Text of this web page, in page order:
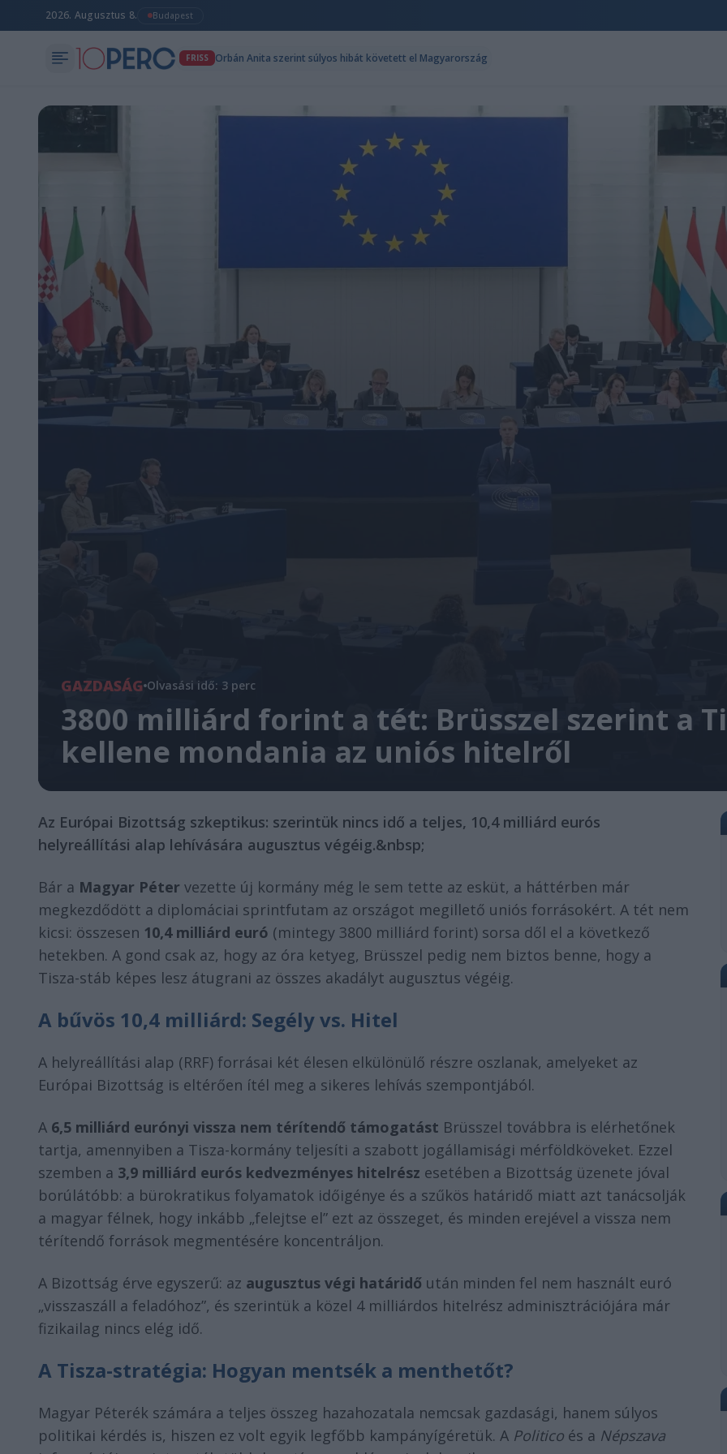
2026. Augusztus 8. Budapest
FRISS Orbán Anita szerint súlyos hibát követett el Magyarország
GAZDASÁG Olvasási idő: 3 perc
3800 milliárd forint a tét: Brüsszel szerint a
kellene mondania az uniós hitelről
Az Európai Bizottság szkeptikus: szerintük nincs idő a teljes, 10,4 milliárd eurós
helyreállítási alap lehívására augusztus végéig.&nbsp;
Bár a Magyar Péter vezette új kormány még le sem tette az esküt, a háttérben már
megkezdődött a diplomáciai sprintfutam az országot megillető uniós forrásokért. A tét nem
kicsi: összesen 10,4 milliárd euró (mintegy 3800 milliárd forint) sorsa dől el a következő
hetekben. A gond csak az, hogy az óra ketyeg, Brüsszel pedig nem biztos benne, hogy a
Tisza-stáb képes lesz átugrani az összes akadályt augusztus végéig.
A bűvös 10,4 milliárd: Segély vs. Hitel
A helyreállítási alap (RRF) forrásai két élesen elkülönülő részre oszlanak, amelyeket az
Európai Bizottság is eltérően ítél meg a sikeres lehívás szempontjából.
A 6,5 milliárd eurónyi vissza nem térítendő támogatást Brüsszel továbbra is elérhetőnek
tartja, amennyiben a Tisza-kormány teljesíti a szabott jogállamisági mérföldköveket. Ezzel
szemben a 3,9 milliárd eurós kedvezményes hitelrész esetében a Bizottság üzenete jóval
borúlátóbb: a bürokratikus folyamatok időigénye és a szűkös határidő miatt azt tanácsolják
a magyar félnek, hogy inkább „felejtse el” ezt az összeget, és minden erejével a vissza nem
térítendő források megmentésére koncentráljon.
A Bizottság érve egyszerű: az augusztus végi határidő után minden fel nem használt euró
„visszaszáll a feladóhoz”, és szerintük a közel 4 milliárdos hitelrész adminisztrációjára már
fizikailag nincs elég idő.
A Tisza-stratégia: Hogyan mentsék a menthetőt?
Magyar Péterék számára a teljes összeg hazahozatala nemcsak gazdasági, hanem súlyos
politikai kérdés is, hiszen ez volt egyik legfőbb kampányígéretük. A Politico és a Népszava